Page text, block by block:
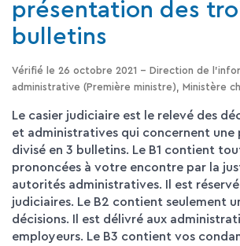
présentation des
bulletins
Vérifié le 26 octobre 2021 - Direction de
administrative (Première ministre), Ministère
Le casier judiciaire est le relevé des
et administratives qui concernent une
divisé en 3 bulletins. Le B1 contient
prononcées à votre encontre par la
autorités administratives. Il est
judiciaires. Le B2 contient seulement
décisions. Il est délivré aux
employeurs. Le B3 contient vos